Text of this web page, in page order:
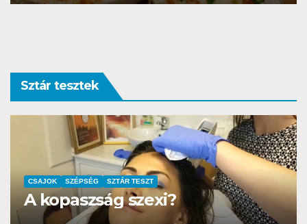
Sztár tesztek
AUTÓ-MOTOR SZTÁR TESZT
DS3 és Zanzibár Rita